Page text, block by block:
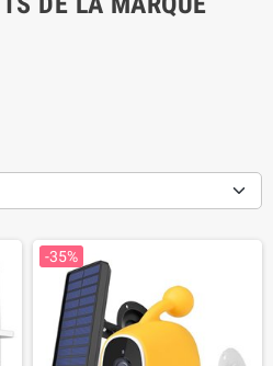
-35%